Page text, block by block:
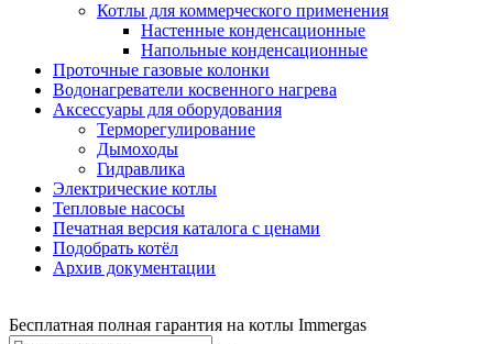
Котлы для коммерческого применения
Настенные конденсационные
Напольные конденсационные
Проточные газовые колонки
Водонагреватели косвенного нагрева
Аксессуары для оборудования
Терморегулирование
Дымоходы
Гидравлика
Электрические котлы
Тепловые насосы
Печатная версия каталога с ценами
Подобрать котёл
Архив документации
Бесплатная полная гарантия на котлы Immergas